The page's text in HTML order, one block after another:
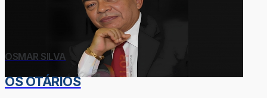
OSMAR SILVA
OS OTÁRIOS